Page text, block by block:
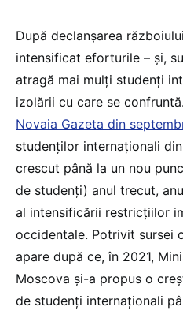
După declanșarea
intensificat eforturile – și,
atragă mai mulți studenți
izolării cu care se
Novaia Gazeta din
studenților internaționali
crescut până la un nou
de studenți) anul trecut,
al intensificării restricțiilor
occidentale. Potrivit sursei
apare după ce, în 2021,
Moscova și-a propus o
de studenți internaționali